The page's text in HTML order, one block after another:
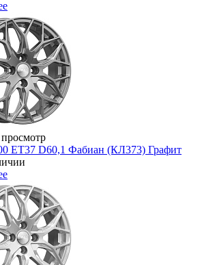
ET37 D60,1 Фабиан (КЛ373) Графит